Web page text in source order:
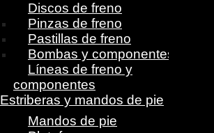
Discos de freno
Pinzas de freno
Pastillas de freno
Bombas y componentes
Líneas de freno y
componentes
Estriberas y mandos de pie
Mandos de pie